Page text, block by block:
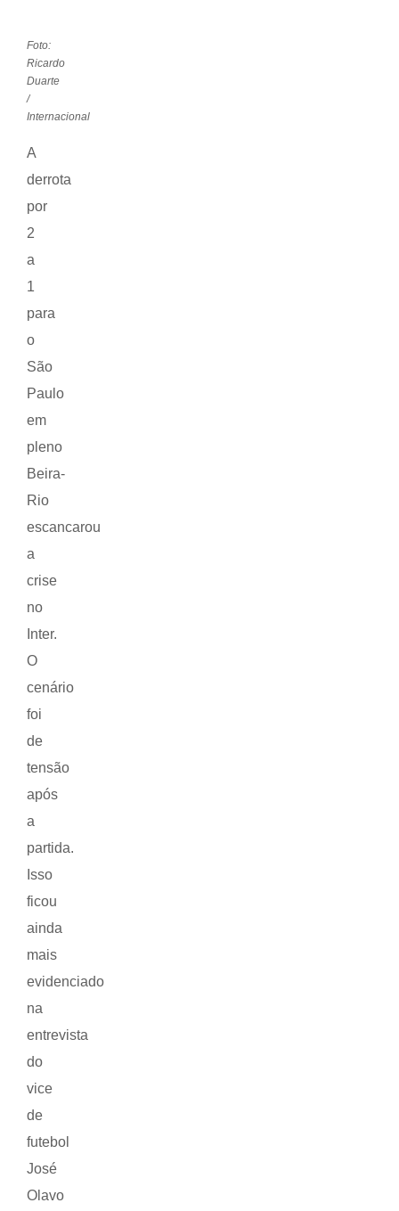
Foto:
Ricardo
Duarte
/
Internacional
A
derrota
por
2
a
1
para
o
São
Paulo
em
pleno
Beira-
Rio
escancarou
a
crise
no
Inter.
O
cenário
foi
de
tensão
após
a
partida.
Isso
ficou
ainda
mais
evidenciado
na
entrevista
do
vice
de
futebol
José
Olavo